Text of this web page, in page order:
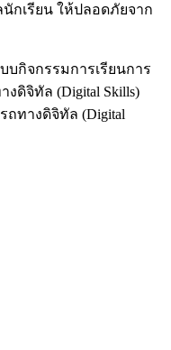
กเรียน ให้ปลอดภัยจาก
กิจกรรมการเรียนการ
ดิจิทัล (Digital Skills)
ทางดิจิทัล (Digital